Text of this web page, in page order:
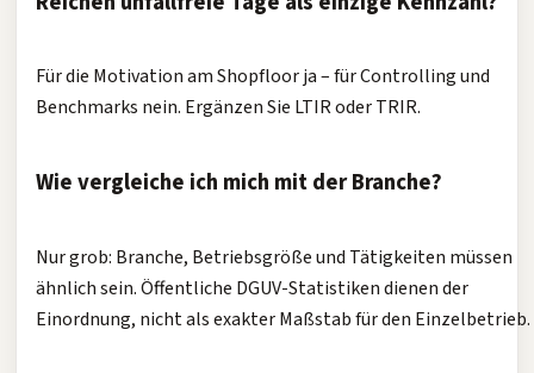
Für die Motivation am Shopfloor ja – für Controlling und
Benchmarks nein. Ergänzen Sie LTIR oder TRIR.
Wie vergleiche ich mich mit der Branche?
Nur grob: Branche, Betriebsgröße und Tätigkeiten müssen
ähnlich sein. Öffentliche DGUV-Statistiken dienen der
Einordnung, nicht als exakter Maßstab für den Einzelbetrieb.